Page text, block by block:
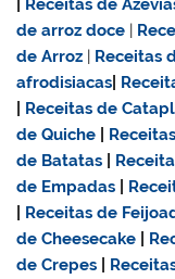
Receitas de
dearroz doce |
de Arroz | Receitas
afrodisiacas
Receitas de
de Quiche
de Batatas
de Empadas
Receitas de
de Cheesecake
de Crepes